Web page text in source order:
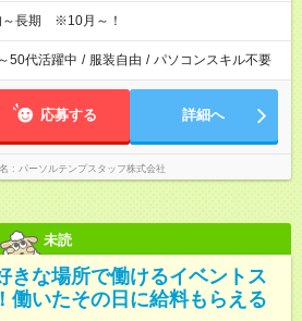
～長期 ※10月～！
50代活躍中 / 服装自由 / パソコンスキル不要
応募する 詳細へ
パーソルテンプスタッフ株式会社
未読
きな場所で働けるイベントス
働いたその日に給料もらえる